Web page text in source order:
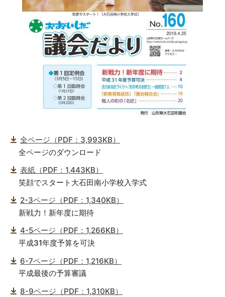
全ページ（PDF：3,993KB）
全ページのダウンロード
表紙（PDF：1,443KB）
笑顔でスタート大石田南小学校入学式
2-3ページ（PDF：1,340KB）
新戦力！新年度に期待
4-5ページ（PDF：1,266KB）
平成31年度予算を可決
6-7ページ（PDF：1,216KB）
平成最後の予算審議
8-9ページ（PDF：1,310KB）